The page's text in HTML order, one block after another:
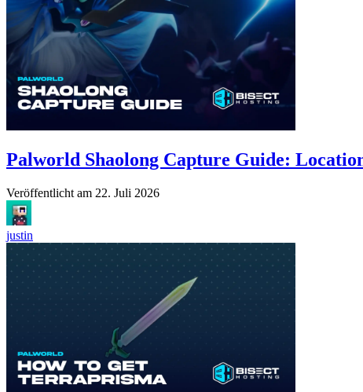
Palworld Shaolong Capture Guide:
Veröffentlicht am 22. Juli 2026
justin